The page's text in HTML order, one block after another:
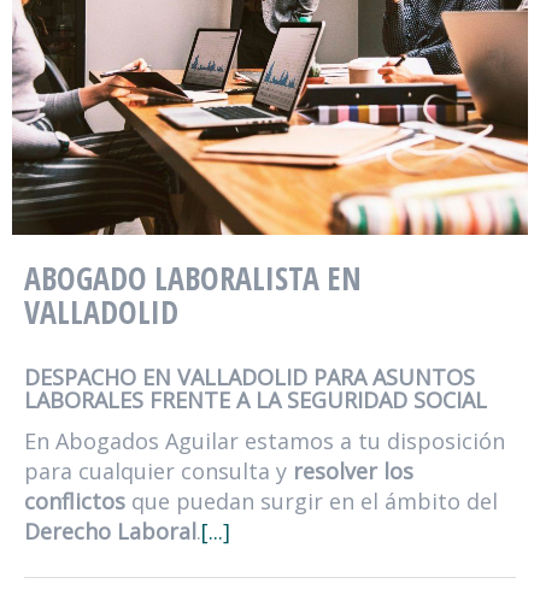
ABOGADO LABORALISTA EN
VALLADOLID
DESPACHO EN VALLADOLID PARA ASUNTOS
LABORALES FRENTE A LA SEGURIDAD SOCIAL
En Abogados Aguilar estamos a tu disposición
para cualquier consulta y resolver los
conflictos que puedan surgir en el ámbito del
Derecho Laboral.[...]